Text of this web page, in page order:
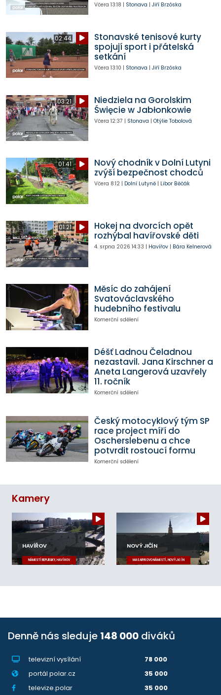
Včera 13:18 | Stonava | Jiří Brzóska
02:44
Stonavské tenisové kurty
spojují sport i přátelská
setkání
Včera 13:10 | Stonava | Jiří Brzóska
03:21
Niedziela na Gorolskim
Święcie w Jabłonkowie
Včera 12:37 | Stonava | Otýlie Tobolová
01:41
Nový chodník v Dolní Lutyni
zvýší bezpečnost chodců
Včera 8:12| Dolní Lutyně| Libor Běčák
01:21
Hokej na dvorcích opět
rozhýbal havířovské děti
4. srpna 2026 14:33 | Havířov| Bára Kelnerová
Měsíc do zahájení
Svatováclavského
hudebního festivalu
Komerční sdělení
Déšť Ladnou Čeladnou
nezastavil. Jana Kirschner a
Aneta Langerová uzavřely
11. ročník
Komerční sdělení
Český motocyklový tým SP
race project míří do
Oscherslebenu a chce
potvrdit rostoucí formu
Komerční sdělení
Kamery
HAVÍŘOV
NÁMĚSTÍ REPUBLIKY, HAVÍŘOV
NOVÝ JIČÍN
MASARYKOVO NÁMĚSTÍ, NOVÝ JIČÍN
Denně nás sleduje 148 000 diváků
televizní vysílání
78 000
portál polar.cz
35 000
televize.polar
35 000